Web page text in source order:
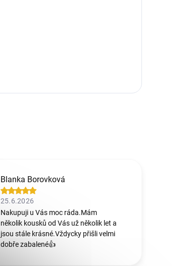
Blanka Borovková
25.6.2026
Nakupuji u Vás moc ráda.Mám
několik kousků od Vás už několik let a
jsou stále krásné.Vždycky přišli velmi
dobře zabalené👍